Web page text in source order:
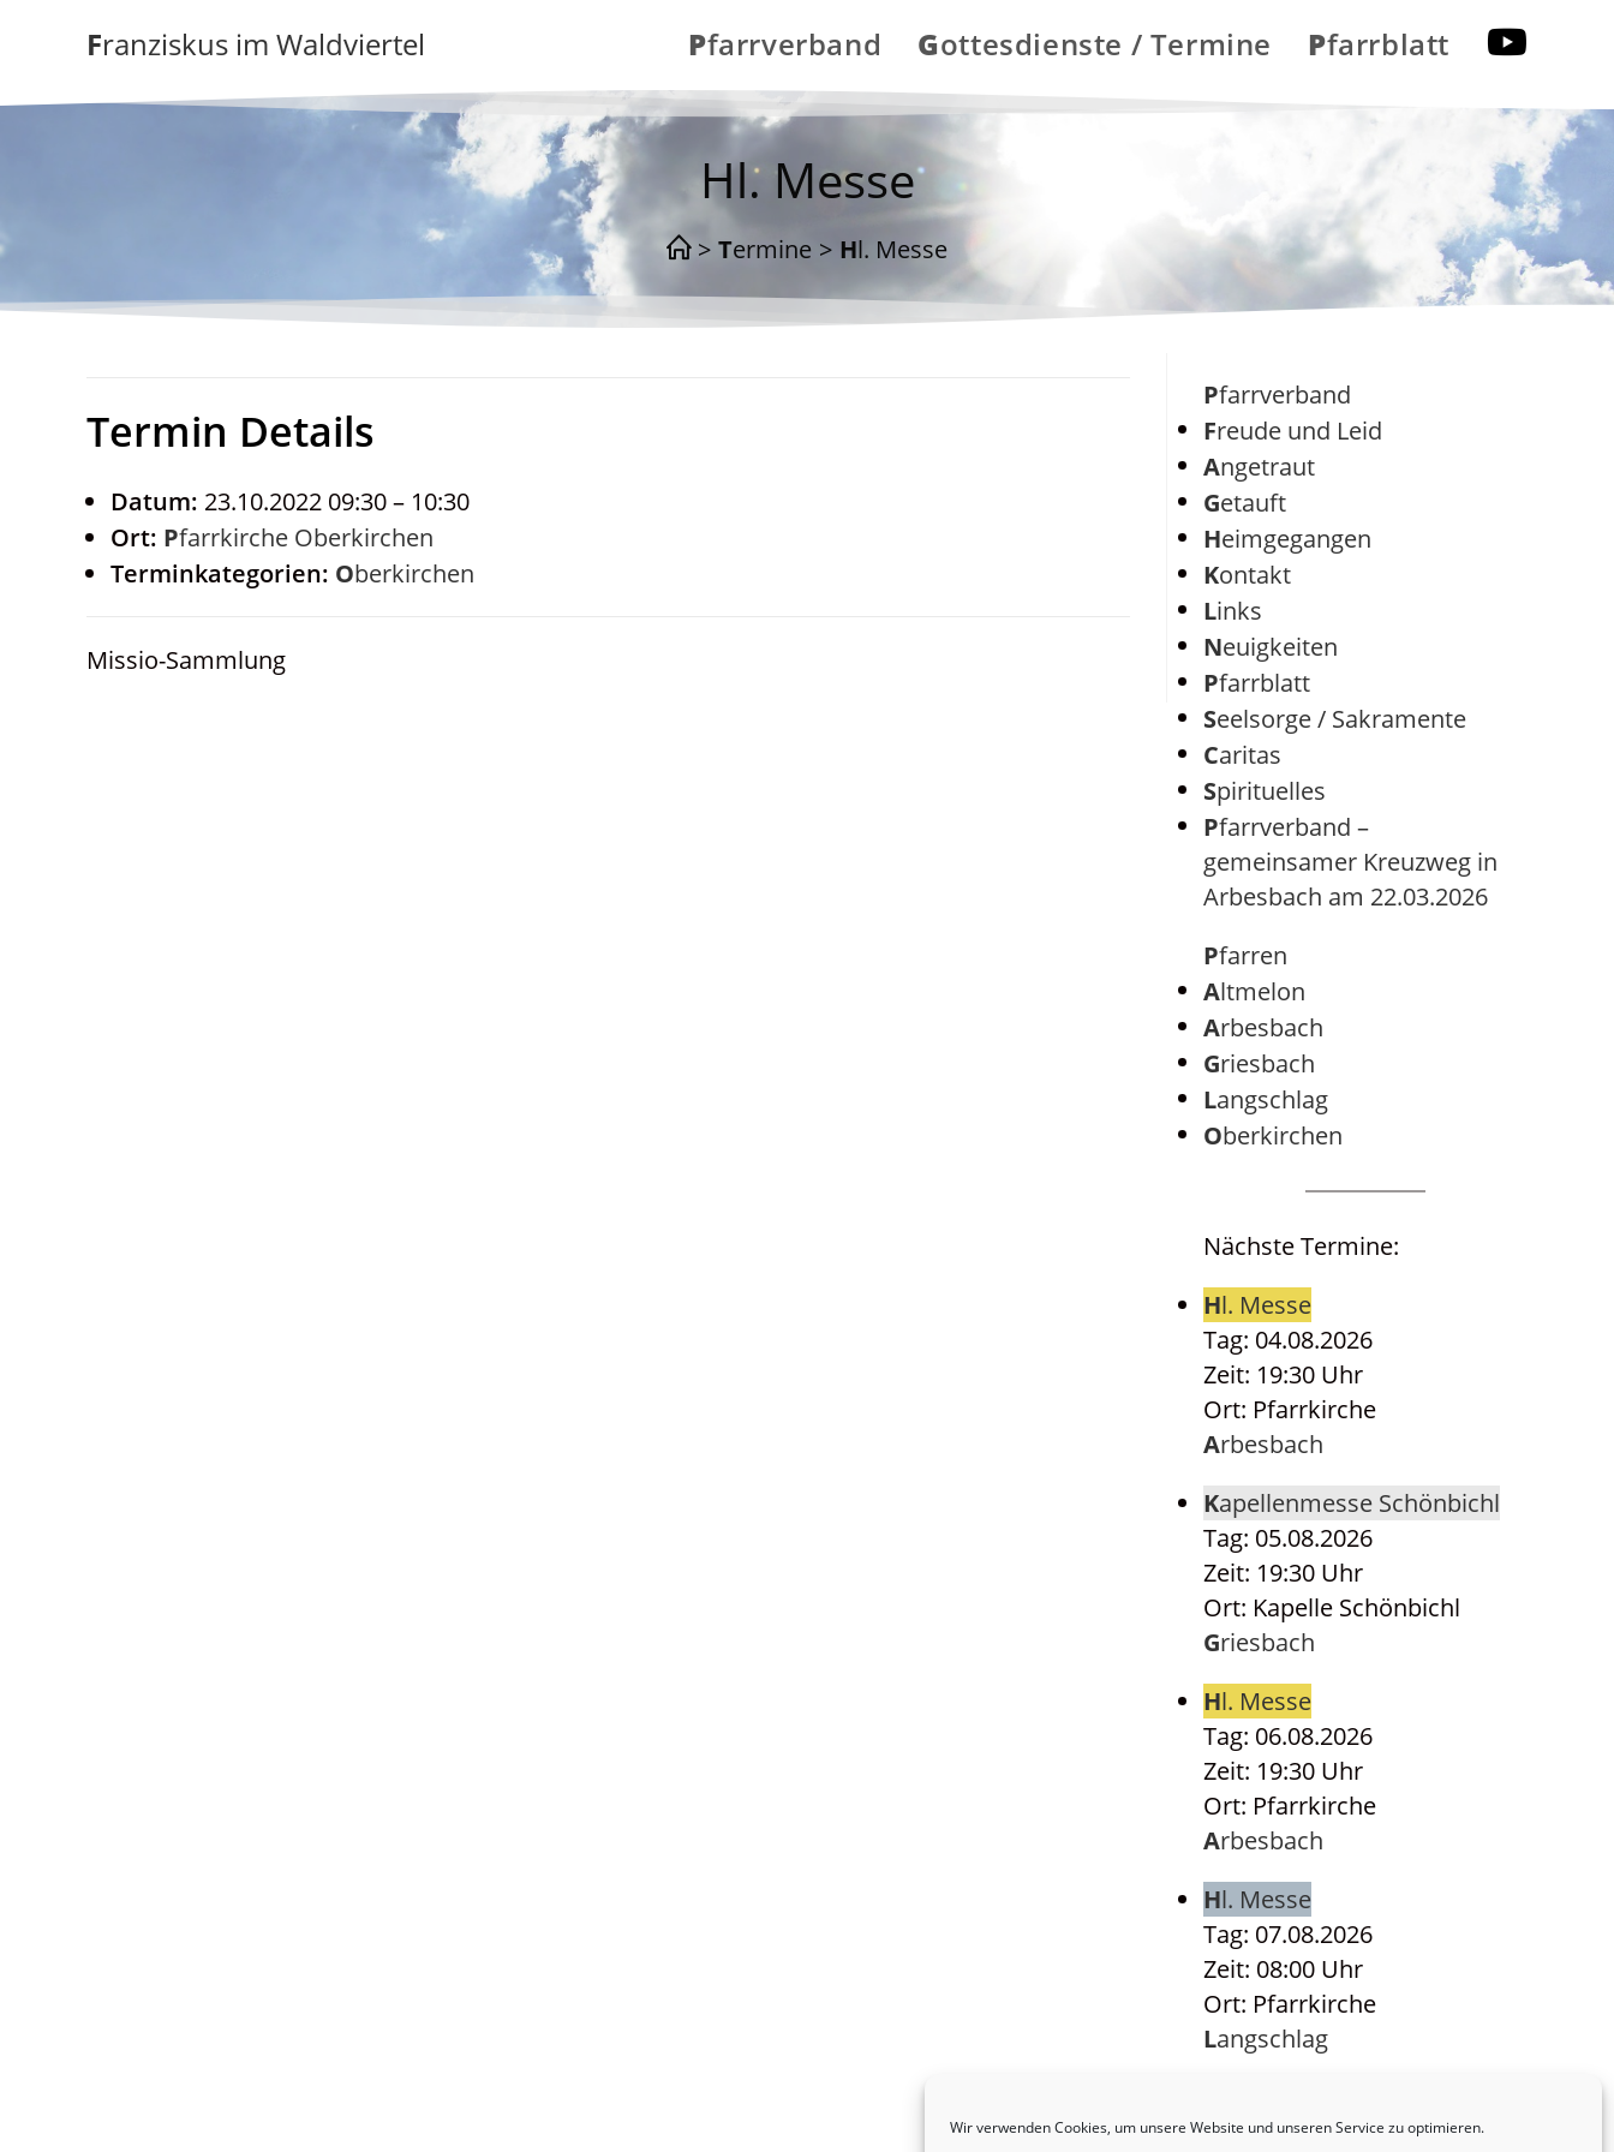
Wir verwenden Cookies, um unsere Website und unseren Service zu optimieren.
Franziskus im Waldviertel Pfarrverband Gottesdienste / Termine Pfarrblatt
Hl. Messe
> Termine > Hl. Messe
Termin Details
Datum: 23.10.2022 09:30– 10:30
Ort:
Pfarrkirche Oberkirchen
Terminkategorien:
Oberkirchen
Missio-Sammlung
Pfarrverband
Freude und Leid
Angetraut
Getauft
Heimgegangen
Kontakt
Links
Neuigkeiten
Pfarrblatt
Seelsorge / Sakramente
Caritas
Spirituelles
Pfarrverband –
gemeinsamer Kreuzweg in
Arbesbach am 22.03.2026
Pfarren
Altmelon
Arbesbach
Griesbach
Langschlag
Oberkirchen
Nächste Termine:
Hl. Messe
Tag: 04.08.2026
Zeit: 19:30 Uhr
Ort: Pfarrkirche
Arbesbach
Kapellenmesse Schönbichl
Tag: 05.08.2026
Zeit: 19:30 Uhr
Ort: Kapelle Schönbichl
Griesbach
Hl. Messe
Tag: 06.08.2026
Zeit: 19:30 Uhr
Ort: Pfarrkirche
Arbesbach
Hl. Messe
Tag: 07.08.2026
Zeit: 08:00 Uhr
Ort: Pfarrkirche
Langschlag
Tag: 07.08.2026